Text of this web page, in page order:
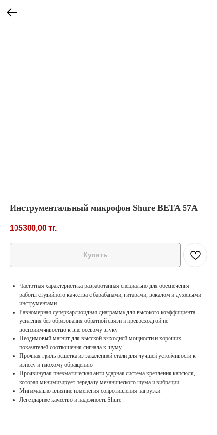
Инструментальный микрофон Shure BETA 57A
105300,00 тг.
Купить
Частотная характеристика разработанная специально для обеспечения
работы студийного качества с барабанами, гитарами, вокалом и духовыми
инструментами.
Равномерная суперкардиоидная диаграмма для высокого коэффициента
усиления без образования обратной связи и превосходной не
восприимчивостью к вне осевому звуку
Неодимовый магнит для высокой выходной мощности и хороших
показателей соотношения сигнала к шуму
Прочная гриль решетка из закаленной стали для лучшей устойчивости к
износу и плохому обращению
Продвинутая пневматическая анти ударная система крепления капсюля,
которая минимизирует передачу механического шума и вибрации
Минимально влияние изменения сопротивления нагрузки
Легендарное качество и надежность Shure